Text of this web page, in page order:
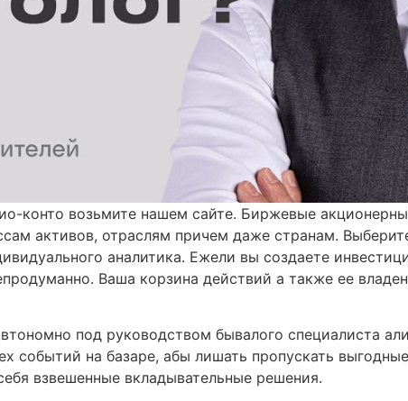
конто возьмите нашем сайте. Биржевые
активов, отраслям причем даже странам.
аналитика. Ежели вы создаете
Ваша корзина действий а также ее
под руководством бывалого специалиста
событий на базаре, абы лишать пропускать
взвешенные вкладывательные решения.